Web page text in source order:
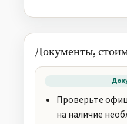
Документы,
Проверьте
на наличие